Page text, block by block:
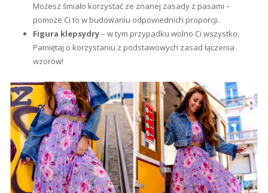
Możesz śmiało korzystać ze znanej zasady z pasami –
pomoże Ci to w budowaniu odpowiednich proporcji.
Figura klepsydry– w tym przypadku wolno Ci wszystko.
Pamiętaj o korzystaniu z podstawowych zasad łączenia
wzorów!